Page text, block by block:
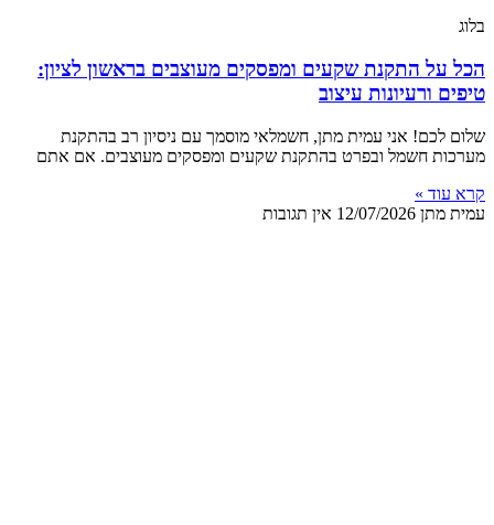
בלוג
הכל על התקנת שקעים ומפסקים מעוצבים בראשון לציון:
טיפים ורעיונות עיצוב
שלום לכם! אני עמית מתן, חשמלאי מוסמך עם ניסיון רב בהתקנת
מערכות חשמל ובפרט בהתקנת שקעים ומפסקים מעוצבים. אם אתם
קרא עוד »
עמית מתן 12/07/2026 אין תגובות